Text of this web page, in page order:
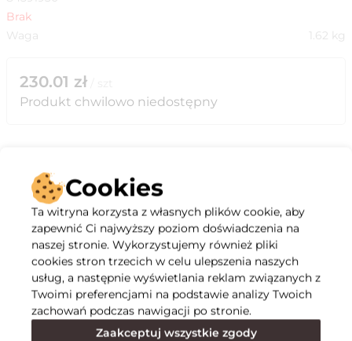
Brak
Waga
1.62 kg
230.01 zł
Produkt chwilowo niedostępny
Opis
Specyfikacja
Polecane
Cookies
Ta witryna korzysta z własnych plików cookie, aby
zapewnić Ci najwyższy poziom doświadczenia na
naszej stronie. Wykorzystujemy również pliki
cookies stron trzecich w celu ulepszenia naszych
usług, a następnie wyświetlania reklam związanych z
Twoimi preferencjami na podstawie analizy Twoich
zachowań podczas nawigacji po stronie.
Zaakceptuj wszystkie zgody